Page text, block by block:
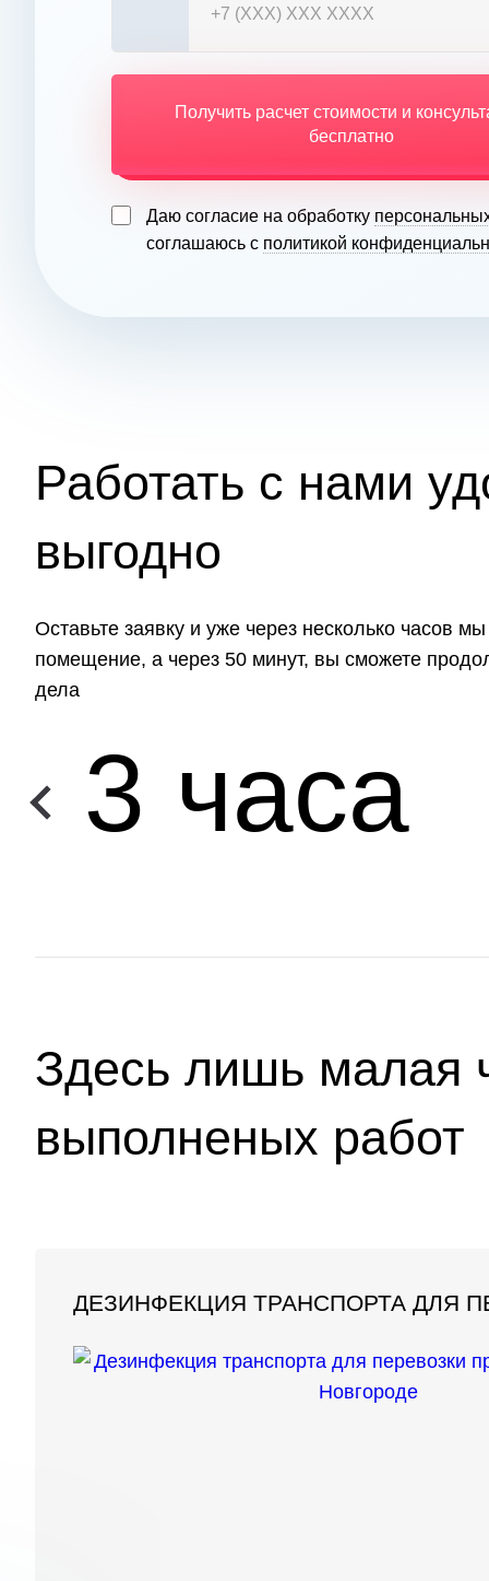
Получить расчет стоимости и
бесплатно
Даю согласие на обработку
соглашаюсь с политикой
Работать с нами
выгодно
Оставьте заявку и уже через несколько часов
помещение, а через 50 минут, вы сможете
дела
3 часа
Здесь лишь малая
выполненых работ